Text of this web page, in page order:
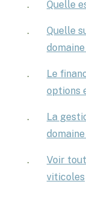
Quelle
Quelle
Le
options
La
Voir
viticoles